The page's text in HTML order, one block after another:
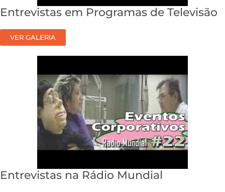
Entrevistas em Programas de Televisão
VER GALERIA
Entrevistas na Rádio Mundial